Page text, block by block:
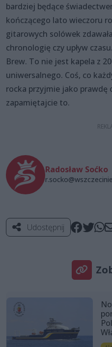
bardziej będące
kończącego lato wieczoru
gitarowych solówek
chronologię czy upływ
Brew. To nie jest kapela z
uniwersalnego. Coś, co
rocka przyjmie jako prawdę
zapamiętajcie to.
Radosław Soćko
Udostępnij